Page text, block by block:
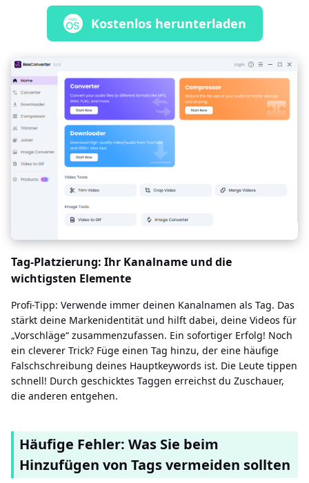
Kostenlos herunterladen
Tag-Platzierung: Ihr Kanalname und die
wichtigsten Elemente
Profi-Tipp: Verwende immer deinen Kanalnamen als Tag. Das
stärkt deine Markenidentität und hilft dabei, deine Videos für
„Vorschläge“ zusammenzufassen. Ein sofortiger Erfolg! Noch
ein cleverer Trick? Füge einen Tag hinzu, der eine häufige
Falschschreibung deines Hauptkeywords ist. Die Leute tippen
schnell! Durch geschicktes Taggen erreichst du Zuschauer,
die anderen entgehen.
Häufige Fehler: Was Sie beim
Hinzufügen von Tags vermeiden sollten